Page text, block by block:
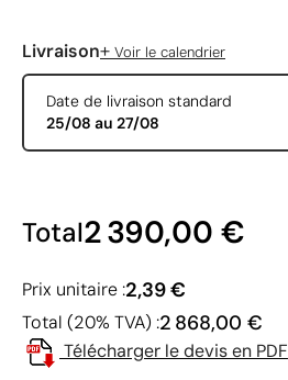
Livraison+ Voir le calendrier
Date de livraison standard
25/08 au 27/08
Total2 390,00 €
Prix unitaire :2,39 €
Total (20% TVA) :2 868,00 €
Télécharger le devis en PDF